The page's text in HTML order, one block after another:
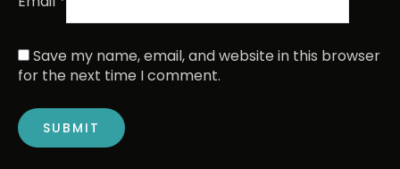
Save my name, email, and website in this browser
for the next time I comment.